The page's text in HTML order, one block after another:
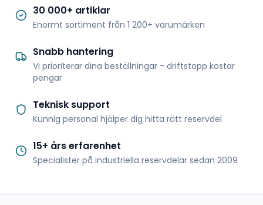
30 000+ artiklar
Enormt sortiment från 1 200+ varumärken
Snabb hantering
Vi prioriterar dina beställningar - driftstopp kostar
pengar
Teknisk support
Kunnig personal hjälper dig hitta rätt reservdel
15+ års erfarenhet
Specialister på industriella reservdelar sedan 2009